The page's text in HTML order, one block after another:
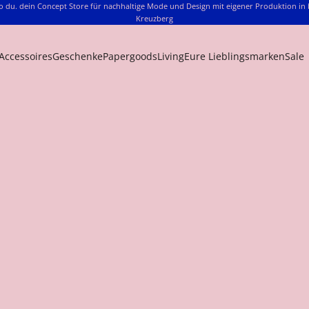
du. dein Concept Store für nachhaltige Mode und Design mit eigener Produktion in
Kreuzberg
GeschenkePapergoodsLivingEure LieblingsmarkenSale